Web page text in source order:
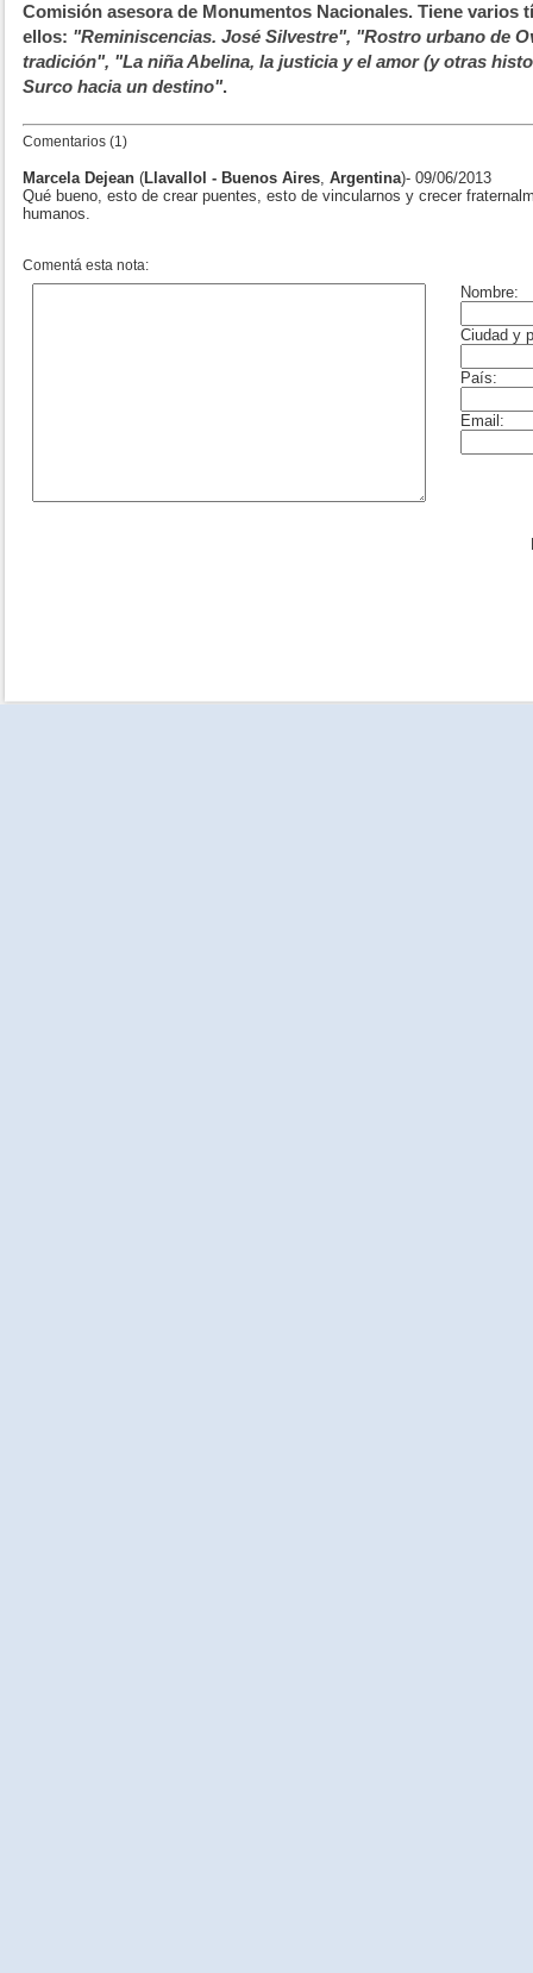
Comisión asesora de Monumentos Nacionales. Tiene varios
ellos: "Reminiscencias. José Silvestre", "Rostro urbano de
tradición", "La niña Abelina, la justicia y el amor (y otras
Surco hacia un destino".
Comentarios (1)
Marcela Dejean (Llavallol - Buenos Aires Argentina)- 09/06/2013
Qué bueno, esto de crear puentes, esto de vincularnos y crecer
humanos.
Comentá esta nota: